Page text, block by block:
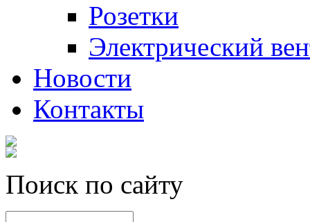
Розетки
Электрический
Новости
Контакты
Поиск по сайту